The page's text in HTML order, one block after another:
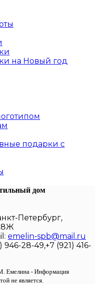
на Новый год
подарки с
дом
Петербург,
emelin-spb@mail.ru
946-28-49,+7 (921) 416-
Емелина - Информация
не является.